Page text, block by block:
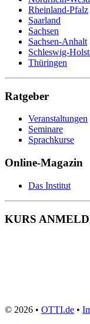
Rheinland-Pfalz
Saarland
Sachsen
Sachsen-Anhalt
Schleswig-
Thüringen
Ratgeber
Veranstaltungen
Seminare
Sprachkurse
Online-Magazin
Das Institut
KURS
© 2026 • OTTI.de •